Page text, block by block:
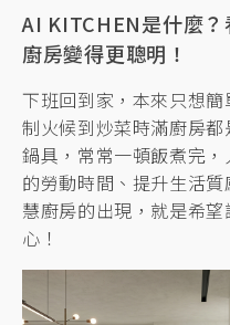
AI KITCHEN是什麼
廚房變得更聰明！
下班回到家，本來只想
制火候到炒菜時滿廚房
鍋具，常常一頓飯煮完
的勞動時間、提升生活
慧廚房的出現，就是希
心！